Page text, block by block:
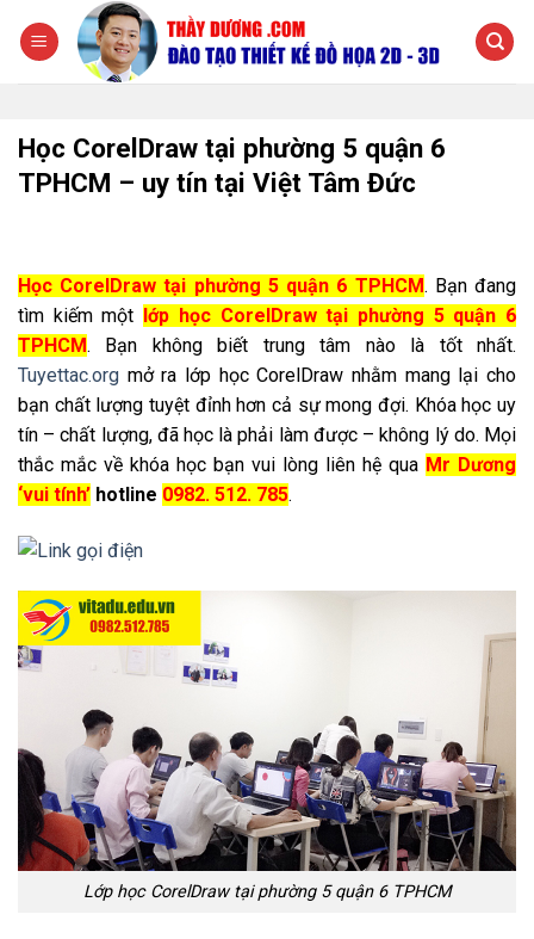
đến
Học CorelDraw tại phường 5 quận 6
TPHCM – uy tín tại Việt Tâm Đức
Học CorelDraw tại phường 5 quận 6 TPHCM. Bạn đang
tìm kiếm một
lớp học CorelDraw tại phường 5 quận 6
TPHCM. Bạn không biết trung tâm nào là tốt nhất.
Tuyettac.org mở ra lớp học CorelDraw nhằm mang lại cho
bạn chất lượng tuyệt đỉnh hơn cả sự mong đợi. Khóa học uy
tín – chất lượng, đã học là phải làm được – không lý do. Mọi
thắc mắc về khóa học bạn vui lòng liên hệ qua Mr Dương
‘vui tính’ hotline 0982. 512. 785.
Lớp học CorelDraw tại phường 5 quận 6 TPHCM